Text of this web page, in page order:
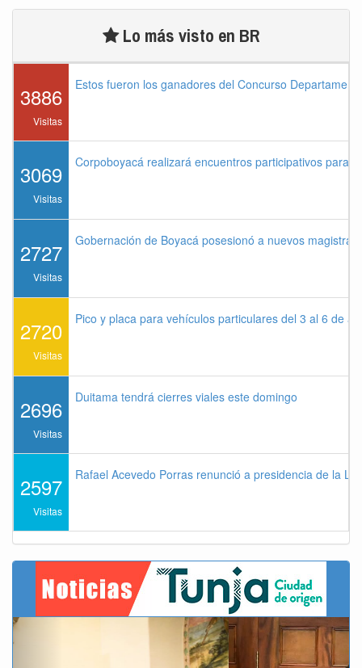
Lo más visto en BR
3886
Visitas
Estos fueron los ganadores del Concurso
3069
Visitas
Corpoboyacá realizará encuentros participativos para
2727
Visitas
Gobernación de Boyacá posesionó a nuevos
2720
Visitas
Pico y placa para vehículos particulares del 3 al 6 de
2696
Visitas
Duitama tendrá cierres viales este domingo
2597
Visitas
Rafael Acevedo Porras renunció a presidencia de la
Next